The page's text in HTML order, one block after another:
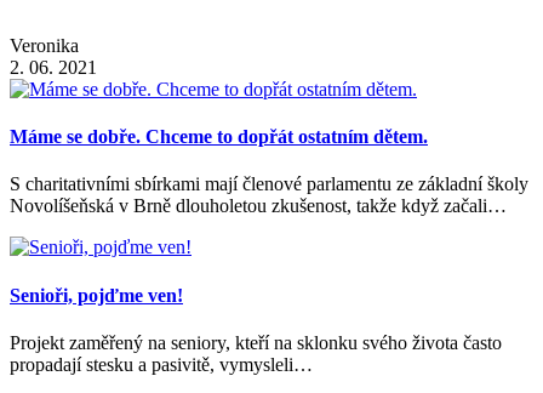
Veronika
2. 06. 2021
Máme se dobře. Chceme to dopřát ostatním dětem.
S charitativními sbírkami mají členové parlamentu ze základní školy
Novolíšeňská v Brně dlouholetou zkušenost, takže když začali…
Senioři, pojďme ven!
Projekt zaměřený na seniory, kteří na sklonku svého života často
propadají stesku a pasivitě, vymysleli…